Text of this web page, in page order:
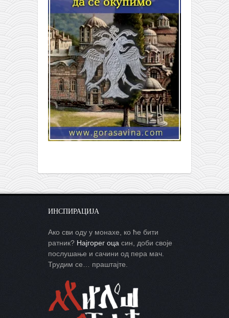
ИНСПИРАЦИЈА
Ако сви оду у монахе, ко ће бити
ратник? Најгорег оца син, доби своје
послушање и сачини од пера мач.
Трудим се… праштајте.